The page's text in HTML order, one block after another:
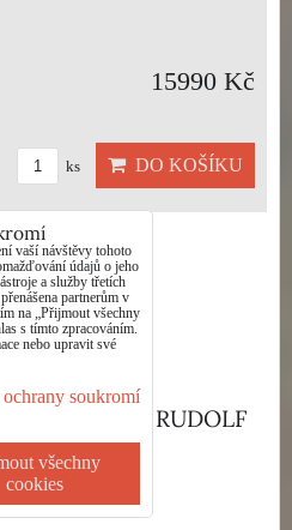
15990 Kč
ks DO KOŠÍKU
1 - MIKYŠKA RUDOLF
vaší návštěvy tohoto
údajů o jeho
a služby třetích
partnerům v
na „Přijmout všechny
s tímto zpracováním.
nebo upravit své
ochrany soukromí
všechny
cookies